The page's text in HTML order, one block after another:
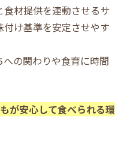
材提供を連動させるサ
け基準を安定させやす
の関わりや食育に時間
が安心して食べられる環